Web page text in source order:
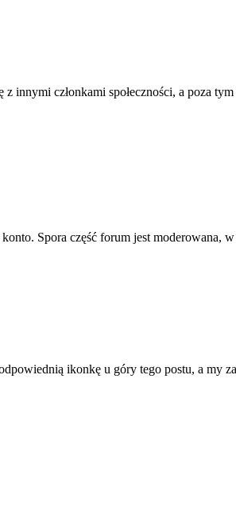
innymi członkami społeczności, a poza
Spora część forum jest moderowana,
ikonkę u góry tego postu, a my